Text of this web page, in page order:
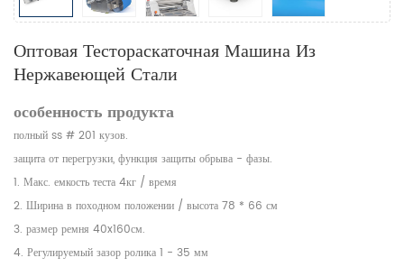
Оптовая Тестораскаточная Машина Из
Нержавеющей Стали
особенность продукта
полный ss # 201 кузов.
защита от перегрузки, функция защиты обрыва - фазы.
1. Макс. емкость теста 4кг / время
2. Ширина в походном положении / высота 78 * 66 см
3. размер ремня 40x160см.
4. Регулируемый зазор ролика 1 - 35 мм